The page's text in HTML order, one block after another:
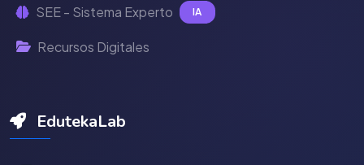
SEE - Sistema Experto IA
Recursos Digitales
EdutekaLab